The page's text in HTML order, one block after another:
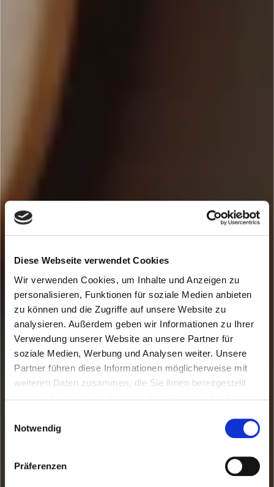
Diese Webseite verwendet Cookies
Wir verwenden Cookies, um Inhalte und Anzeigen zu
personalisieren, Funktionen für soziale Medien anbieten
zu können und die Zugriffe auf unsere Website zu
analysieren. Außerdem geben wir Informationen zu Ihrer
Verwendung unserer Website an unsere Partner für
soziale Medien, Werbung und Analysen weiter. Unsere
Partner führen diese Informationen möglicherweise mit
weiteren Daten zusammen, die Sie ihnen bereitgestellt
Notwendig
Präferenzen
Lichtdesign